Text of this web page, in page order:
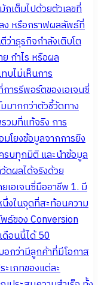
กเต็มไปด้วยตัวเลขที่
ง หรือกราฟผลลัพธ์ที่
ว่าธุรกิจกำลังเติบโต
กำไร หรือผล
บไม่เห็นการ
ารรีพอร์ตของเอเจนซี่
ากกว่าตัวชี้วัดทาง
วมที่แท้จริง การ
โยงข้อมูลจากการยิง
รบทุกมิติ และนำข้อมูล
ดผลได้จริงด้วย
เอเจนซี่มืออาชีพ 1. มี
นึ่งในจุดที่สะท้อนความ
ธ์ของ Conversion
ดือนนี้ได้ 50
อกว่ามีลูกค้าที่มีโอกาส
ะเภทของแต่ละ